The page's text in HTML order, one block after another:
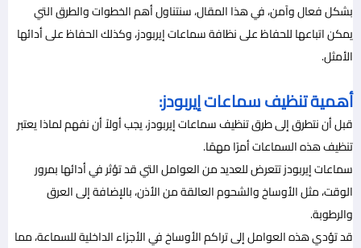
بشكل فعال وآمن، في هذا المقال، سنتناول أهم الخطوات والطرق التي
يمكن اتباعها للحفاظ على نظافة سماعات إيربودز، وكذلك الحفاظ على أدائها
الأمثل.
أهمية تنظيف سماعات إيربودز:
قبل أن نتطرق إلى طرق تنظيف سماعات إيربودز، يجب أولاً أن نفهم لماذا يعتبر
تنظيف هذه السماعات أمرًا مهمًا.
سماعات إيربودز تتعرض للعديد من العوامل التي قد تؤثر في أدائها بمرور
الوقت، مثل الأوساخ والشحوم العالقة من الأذن، بالإضافة إلى العرق
والرطوبة.
قد تؤدي هذه العوامل إلى تراكم الأوساخ في الأجزاء الداخلية للسماعة، مما